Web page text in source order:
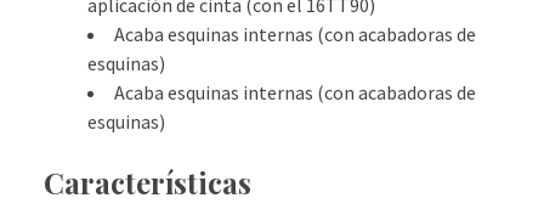
aplicación de cinta (con el 16TT90)
Acaba esquinas internas (con acabadoras de
esquinas)
Acaba esquinas internas (con acabadoras de
esquinas)
Características